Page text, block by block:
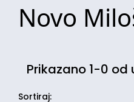
Novo
Prikazano 1-0
Sortiraj: